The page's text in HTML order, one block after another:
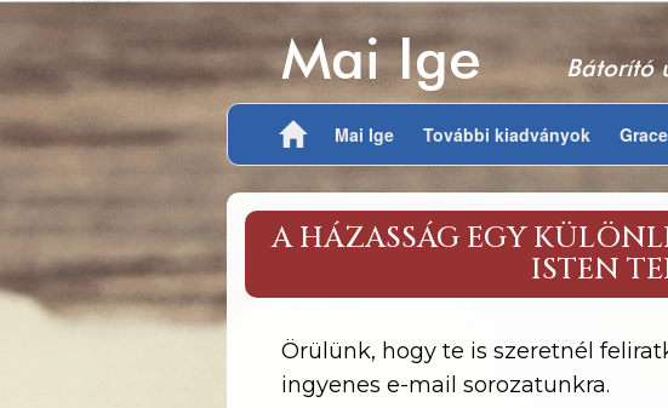
Mai Ige Bátorító
Mai Ige További kiadványok
A HÁZASSÁG EGY
ISTEN
Örülünk, hogy te is szeretnél
ingyenes e-mail sorozatunkra.